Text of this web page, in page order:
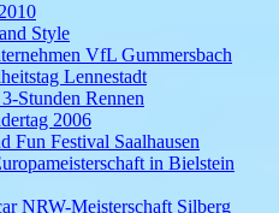
Style
VfL Gummersbach
Lennestadt
Stunden Rennen
2006
Fun Festival Saalhausen
in Bielstein
NRW-Meisterschaft Silberg